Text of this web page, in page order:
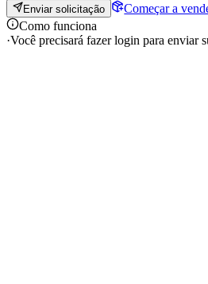
Enviar solicitação
Começar a
Como funciona
·Você precisará fazer login para enviar